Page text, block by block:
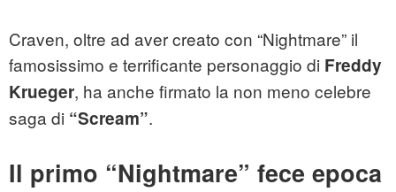
Craven, oltre ad aver creato con “Nightmare” il
famosissimo e terrificante personaggio di Freddy
Krueger, ha anche firmato la non meno celebre
saga di “Scream”.
Il primo “Nightmare” fece epoca